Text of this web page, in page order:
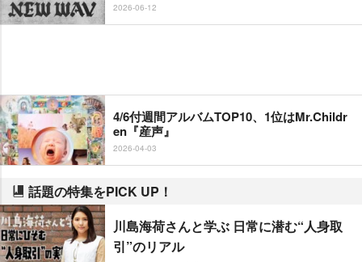
2026-06-12
4/6付週間アルバムTOP10、1位はMr.Childr
en『産声』
2026-04-03
話題の特集をPICK UP！
川島海荷さんと学ぶ 日常に潜む“人身取
引”のリアル